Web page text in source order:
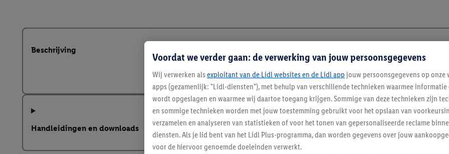
Beschrijving
Handleidingen en downloads
Voordat we verder gaan: de verwerking van jouw persoonsgegevens
Wij verwerken als exploitant van de Lidl websites en de Lidl app jouw persoonsgegevens op onze
apps (gezamenlijk: "Lidl-diensten"), met behulp van verschillende technieken waarmee
wordt opgeslagen en waarmee wij daartoe toegang krijgen. Sommige van deze technieken zijn
en sommige technieken worden met jouw toestemming gebruikt voor het opslaan van
verzamelen en analyseren van statistieken of voor het tonen van gepersonaliseerde reclame
diensten. Als je lid bent van het Lidl Plus-programma, dan worden gegevens over jouw
voor de hiervoor genoemde doeleinden verwerkt.